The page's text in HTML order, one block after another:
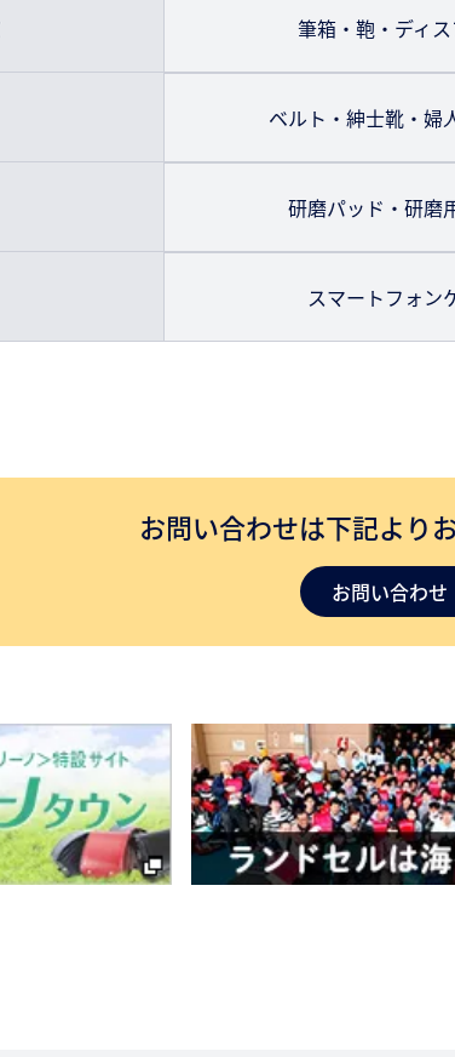
筆箱・鞄・ディ
ベルト・紳士靴・婦
研磨パッド・研磨
スマートフォン
お問い合わせは下記より
お問い合わせ